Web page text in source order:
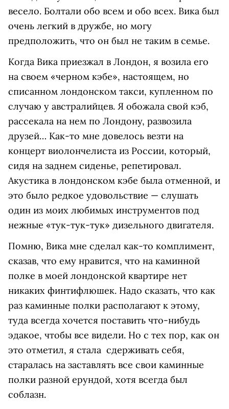
весело. Болтали обо всем и обо всех. Вика был
очень легкий в дружбе, но могу
предположить, что он был не таким в семье.
Когда Вика приезжал в Лондон, я возила его
на своем «черном кэбе», настоящем, но
списанном лондонском такси, купленном по
случаю у австралийцев. Я обожала свой кэб,
рассекала на нем по Лондону, развозила
друзей… Как-то мне довелось везти на
концерт виолончелиста из России, который,
сидя на заднем сиденье, репетировал.
Акустика в лондонском кэбе была отменной, и
это было редкое удовольствие — слушать
один из моих любимых инструментов под
нежные «тук-тук-тук» дизельного двигателя.
Помню, Вика мне сделал как-то комплимент,
сказав, что ему нравится, что на каминной
полке в моей лондонской квартире нет
никаких финтифлюшек. Надо сказать, что как
раз каминные полки располагают к этому,
туда всегда хочется поставить что-нибудь
эдакое, чтобы все видели. Но с тех пор, как он
это отметил, я стала сдерживать себя,
старалась на заставлять все свои каминные
полки разной ерундой, хотя всегда был
соблазн.